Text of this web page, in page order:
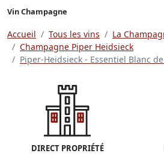
Vin Champagne
Accueil Tous les vins La
Champagne Piper Heidsieck
Piper-Heidsieck - Essentiel Blanc
DIRECT PROPRIÉTÉ